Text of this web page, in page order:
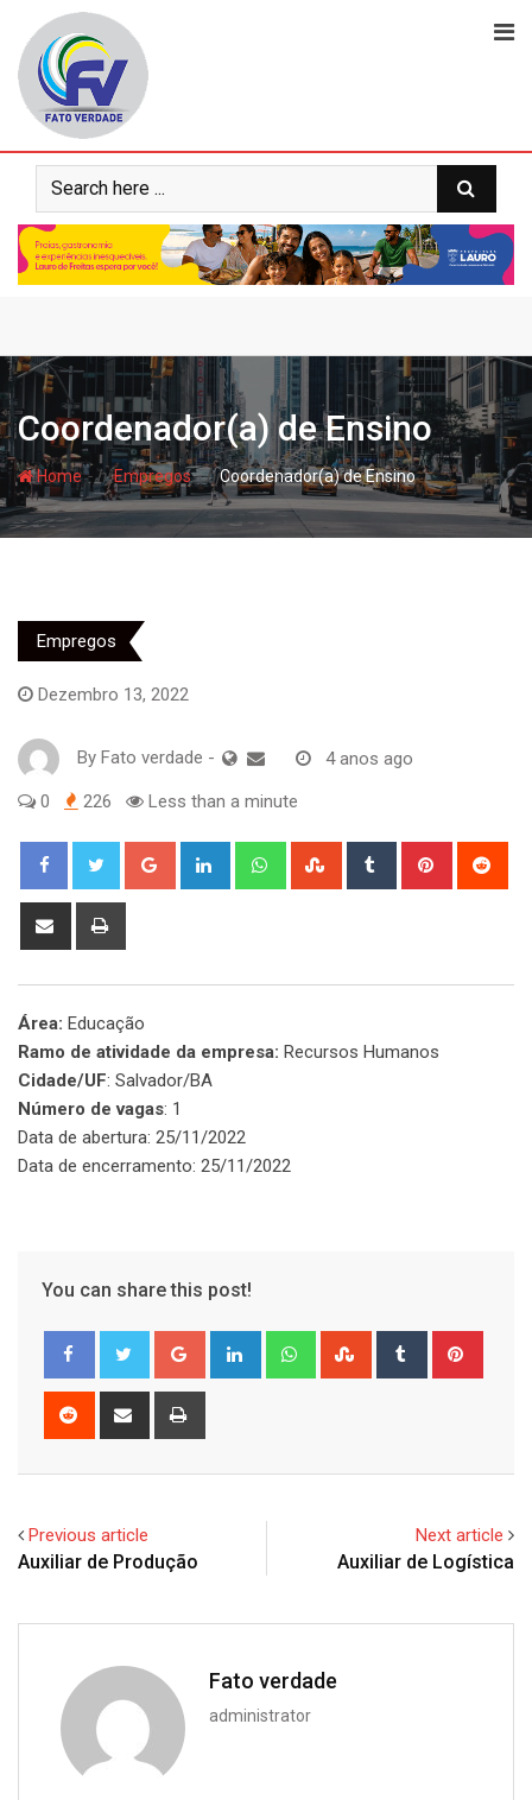
content
Coordenador(a) de Ensino
Home- hjEmpregos- hjCoordenador(a) de Ensino
Empregos
Dezembro 13, 2022
By Fato verdade - 4 anos ago
0 226 Less than a minute
Google+ LinkedIn WhatsappStumbleUpon
Tumblr Pinterest
Share
Área: Educação
Ramo de atividade da empresa: Recursos Humanos
Cidade/UF: Salvador/BA
Número de vagas: 1
Data de abertura: 25/11/2022
Data de encerramento: 25/11/2022
You can share this post!
Google+ LinkedIn WhatsappStumbleUpon
Tumblr
Reddit
Share
Previous article
Auxiliar de Produção
Next article
Auxiliar de Logística
Fato verdade
administrator